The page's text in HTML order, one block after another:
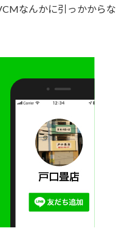
なんかに引っかからな